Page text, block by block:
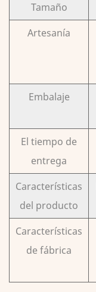
Tamaño
Artesanía
Embalaje
El tiempo de
entrega
Características
del producto
Características
de fábrica